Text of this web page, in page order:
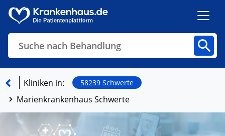
Suche nach Behandlung
Kliniken in: 58239 Schwerte
Marienkrankenhaus Schwerte